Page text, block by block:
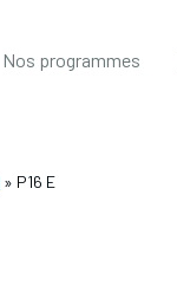
Nos programmes
» P16 E